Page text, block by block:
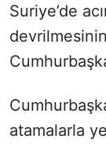
Suriye’de
atamalarla